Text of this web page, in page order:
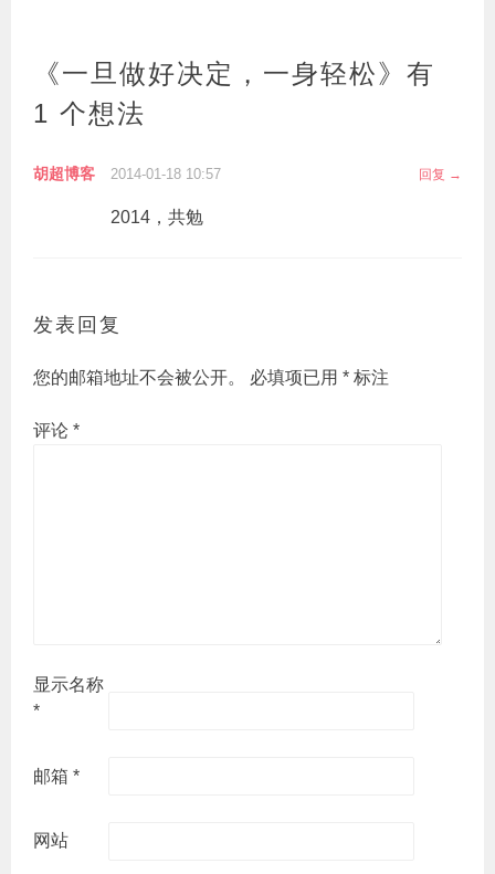
《一旦做好决定，一身轻松》有
1 个想法
胡超博客 2014-01-18 10:57 回复
2014，共勉
发表回复
您的邮箱地址不会被公开。 必填项已用* 标注
评论*
显示名称
*
邮箱*
网站